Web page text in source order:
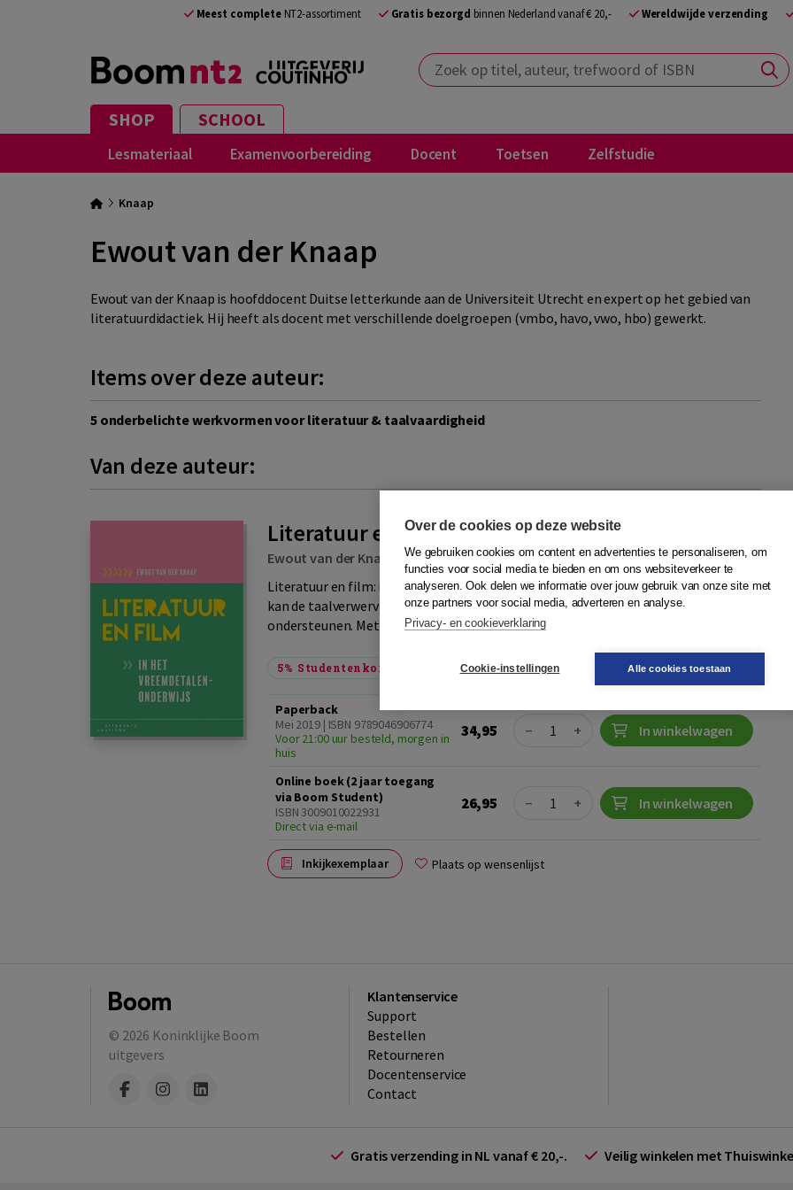
Meest completeNT2-assortiment Gratis bezorgd binnen Nederland vanaf € 20,- Wereldwijde verzending
Zoek op titel, auteur, trefwoord of ISBN
SHOP SCHOOL
Lesmateriaal Examenvoorbereiding Docent Toetsen Zelfstudie
Knaap
Ewout van der Knaap
Ewout van der Knaap is hoofddocent Duitse letterkunde aan de Universiteit Utrecht en expert op het gebied van
literatuurdidactiek. Hij heeft als docent met verschillende doelgroepen (vmbo, havo, vwo, hbo) gewerkt.
Items over deze auteur:
5 onderbelichte werkvormen voor literatuur & taalvaardigheid
Van deze auteur:
Literatuur en film in het vreemdetalenonderwijs
Ewout van der Knaap |Boom
Literatuur en film: betekenisvolle taalvaardigheid vanaf de onderbouw Literatuur
kan de taalverwerving in het vreemdetalenonderwijs op veel manieren
ondersteunen. Met literatuur en film geef je he...
5% Studentenkorting
Paperback
Mei 2019 | ISBN 9789046906774
Voor 21:00 uur besteld, morgen in
huis
34,95 Quantity
− + In winkelwagen
Online boek (2 jaar toegang
via Boom Student)
ISBN 3009010022931
Direct via e-mail
26,95 Quantity
− + In winkelwagen
Inkijkexemplaar Plaats op wensenlijst
© 2026 Koninklijke Boom
uitgevers
Klantenservice
Support
Bestellen
​Retourneren
Docentenservice
Contact
Gratis verzending in NL vanaf € 20,-. Veilig winkelen met
Over de cookies op deze website
We gebruiken cookies om content en advertenties te personaliseren, om
functies voor social media te bieden en om ons websiteverkeer te
analyseren. Ook delen we informatie over jouw gebruik van onze site met
onze partners voor social media, adverteren en analyse.
Privacy- en cookieverklaring
Cookie-instellingen Alle cookies toestaan